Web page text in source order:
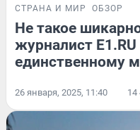
СТРАНА И МИР ОБЗОР
Не такое
журналист
единственному
26 января, 2025, 11:40 14